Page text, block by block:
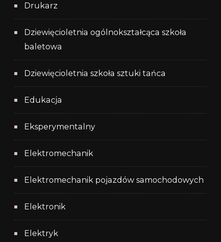
Drukarz
Dziewięcioletnia ogólnokształcąca szkoła
baletowa
Dziewięcioletnia szkoła sztuki tańca
Edukacja
Eksperymentalny
Elektromechanik
Elektromechanik pojazdów samochodowych
Elektronik
Elektryk